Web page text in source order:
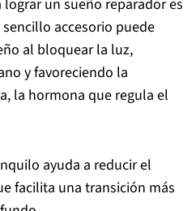
un sueño reparador es
sencillo accesorio puede
al bloquear la luz,
y favoreciendo la
la hormona que regula el
ayuda a reducir el
facilita una transición más